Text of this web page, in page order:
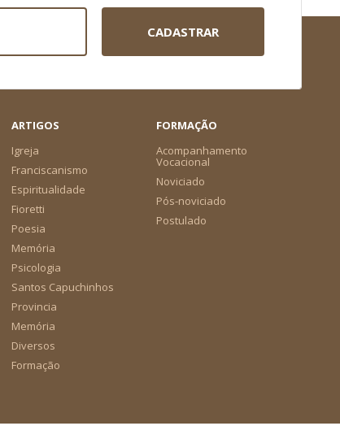
CADASTRAR
ARTIGOS
Igreja
Franciscanismo
Espiritualidade
Fioretti
Poesia
Memória
Psicologia
Santos Capuchinhos
Provincia
Memória
Diversos
Formação
FORMAÇÃO
Acompanhamento
Vocacional
Noviciado
Pós-noviciado
Postulado